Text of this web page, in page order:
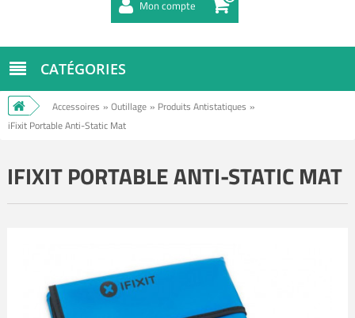
Mon compte
CATÉGORIES
Accessoires » Outillage » Produits Antistatiques »
iFixit Portable Anti-Static Mat
IFIXIT PORTABLE ANTI-STATIC MAT